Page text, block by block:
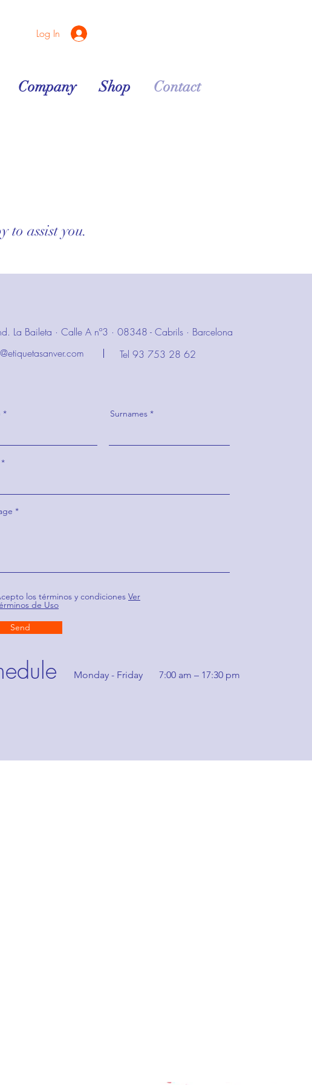
Company Shop Contact
Log In
to assist you.
La Baileta · Calle A nº3 · 08348 - Cabrils · Barcelona
Tel 93 753 28 62
Surnames
los términos y condiciones Ver
de Uso
Send
Monday - Friday 7:00 am – 17:30 pm